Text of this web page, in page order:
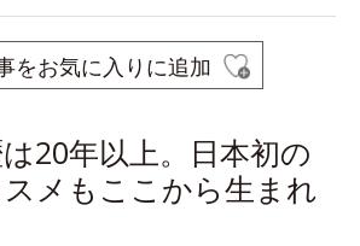
をお気に入りに追加
20年以上。日本初の
メもここから生まれ